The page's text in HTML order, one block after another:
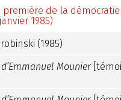
première de la
1985)
(1985)
Mounier